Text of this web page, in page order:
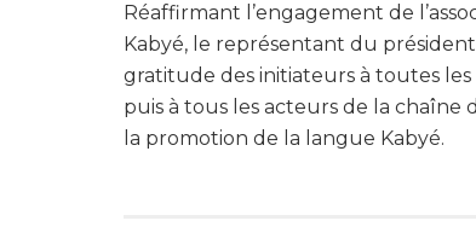
Réaffirmant l’engagement de
Kabyé, le représentant du
gratitude des initiateurs à toutes
puis à tous les acteurs de la chaîne
la promotion de la langue Kabyé.